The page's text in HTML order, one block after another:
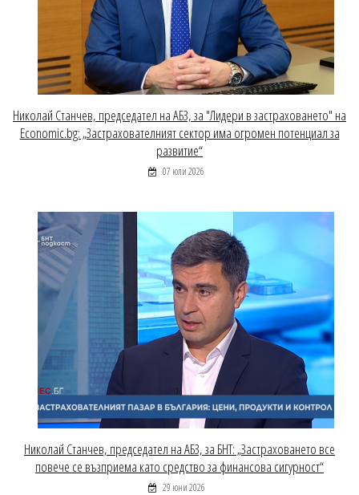
Николай Станчев, председател на АБЗ, за "Лидери в застраховането" на
Economic.bg: „Застрахователният сектор има огромен потенциал за
развитие“
07 юли 2026
Николай Станчев, председател на АБЗ, за БНТ: „Застраховането все
повече се възприема като средство за финансова сигурност“
29 юни 2026